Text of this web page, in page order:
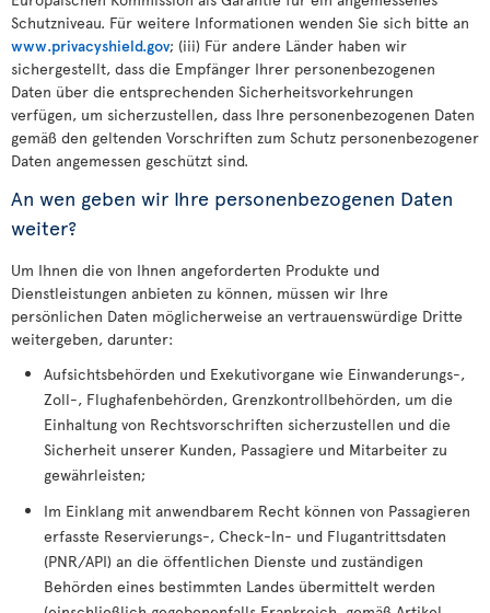
Schutzniveau. Für weitere Informationen wenden Sie sich bitte an
www.privacyshield.gov; (iii) Für andere Länder haben wir
sichergestellt, dass die Empfänger Ihrer personenbezogenen
Daten über die entsprechenden Sicherheitsvorkehrungen
verfügen, um sicherzustellen, dass Ihre personenbezogenen Daten
gemäß den geltenden Vorschriften zum Schutz personenbezogener
Daten angemessen geschützt sind.
An wen geben wir Ihre personenbezogenen Daten
weiter?
Um Ihnen die von Ihnen angeforderten Produkte und
Dienstleistungen anbieten zu können, müssen wir Ihre
persönlichen Daten möglicherweise an vertrauenswürdige Dritte
weitergeben, darunter:
Aufsichtsbehörden und Exekutivorgane wie Einwanderungs-,
Zoll-, Flughafenbehörden, Grenzkontrollbehörden, um die
Einhaltung von Rechtsvorschriften sicherzustellen und die
Sicherheit unserer Kunden, Passagiere und Mitarbeiter zu
gewährleisten;
Im Einklang mit anwendbarem Recht können von Passagieren
erfasste Reservierungs-, Check-In- und Flugantrittsdaten
(PNR/API) an die öffentlichen Dienste und zuständigen
Behörden eines bestimmten Landes übermittelt werden